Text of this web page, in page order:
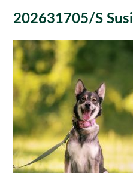
202631705/S Susi